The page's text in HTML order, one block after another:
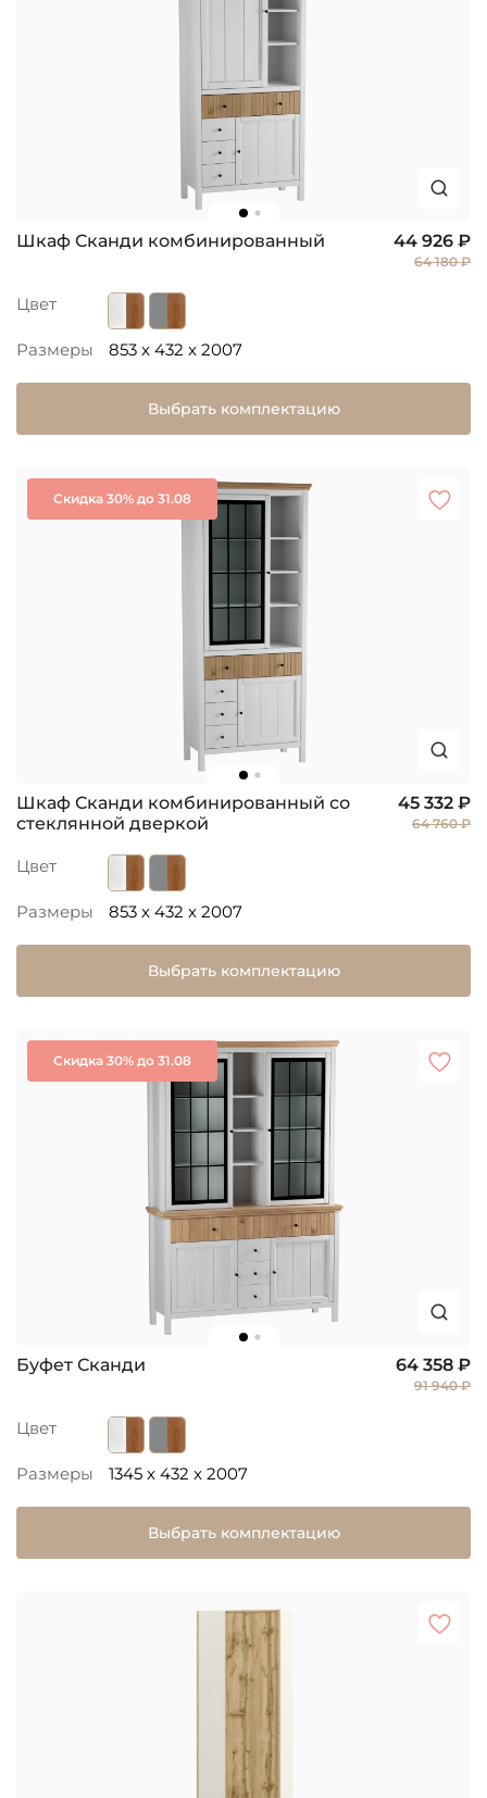
Шкаф Сканди комбинированный 44 926 ₽
64 180 ₽
Цвет
Размеры 853 x 432 x 2007
Выбрать комплектацию
Скидка 30% до 31.08
Шкаф Сканди комбинированный со
стеклянной дверкой
45 332 ₽
64 760 ₽
Цвет
Размеры 853 x 432 x 2007
Выбрать комплектацию
Скидка 30% до 31.08
Буфет Сканди 64 358 ₽
91 940 ₽
Цвет
Размеры 1345 x 432 x 2007
Выбрать комплектацию